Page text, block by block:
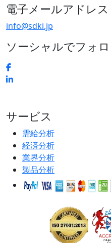
電子メールアドレス
info@sdki.jp
ソーシャルでフォ
サービス
需給分析
経済分析
業界分析
製品分析